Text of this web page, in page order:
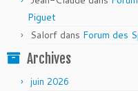
Piguet
Salorf dans Forum des
Archives
juin 2026